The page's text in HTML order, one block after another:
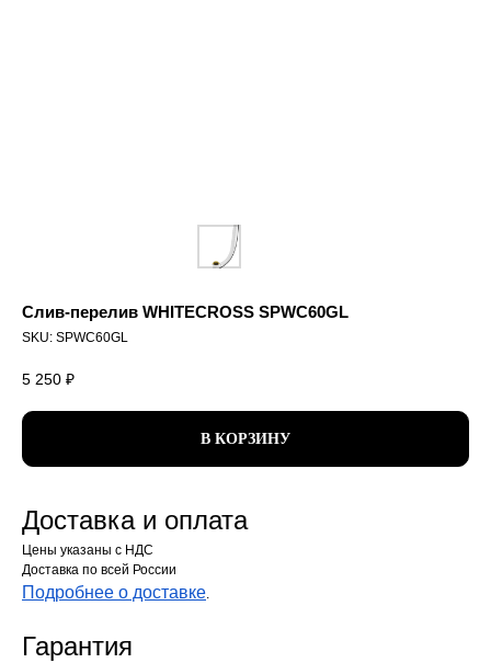
Слив-перелив WHITECROSS SPWC60GL
SKU: SPWC60GL
5 250 ₽
В КОРЗИНУ
Доставка и оплата
Цены указаны с НДС
Доставка по всей России
Подробнее о доставке.
Гарантия